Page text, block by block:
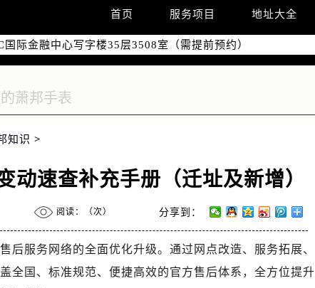
首页 服务项目 地址大全
中心写字楼22层C1-1室（需提前预约）
写字楼5号楼10层1008室（需提前预约）
际金融中心写字楼35层3508室（需提前预约）
1号楼18层1803室（需提前预约）
东塔写字楼（华润万象城）17层1706室（需提前预约）
楼A座5层503-5室（需提前预约）
写字楼8层805室（需提前预约）
中心写字楼A座13层1304室（需提前预约）
楼（万象城）15层1508室（需提前预约）
心写字楼A塔7层704室（需提前预约）
知识 >
动速查补充手册（迁址及新增）
阅读：（次） 分享到：
后服务网络的全面优化升级。通过网点改造、服务拓展、
全国、标准规范、便捷高效的官方售后体系，全方位提升